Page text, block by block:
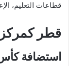
قطاعات التعليم،
قطر كمركز
استضافة كأس